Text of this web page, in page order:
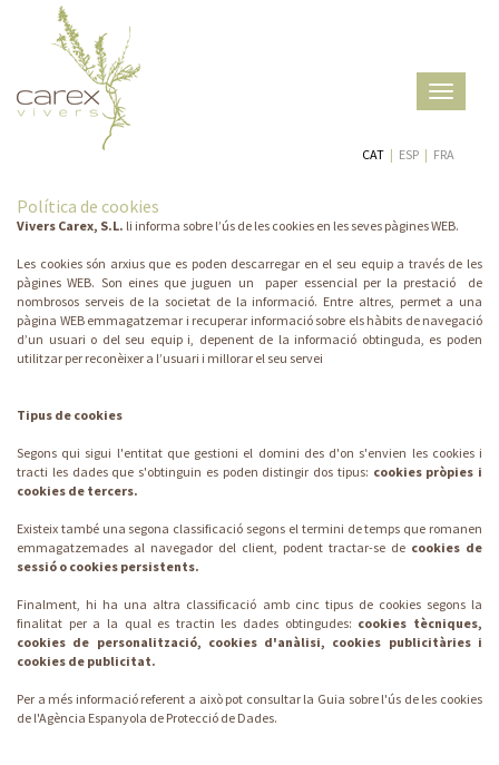
Toggle
CAT | ESP | FRA
Política de cookies
Vivers Carex, S.L. li informa sobre l’ús de les cookies en les seves pàgines WEB.
Les cookies són arxius que es poden descarregar en el seu equip a través de les
pàgines WEB. Son eines que juguen un paper essencial per la prestació de
nombrosos serveis de la societat de la informació. Entre altres, permet a una
pàgina WEB emmagatzemar i recuperar informació sobre els hàbits de navegació
d’un usuari o del seu equip i, depenent de la informació obtinguda, es poden
utilitzar per reconèixer a l’usuari i millorar el seu servei
Tipus de cookies
Segons qui sigui l'entitat que gestioni el domini des d'on s'envien les cookies i
tracti les dades que s'obtinguin es poden distingir dos tipus: cookies pròpies i
cookies de tercers.
Existeix també una segona classificació segons el termini de temps que romanen
emmagatzemades al navegador del client, podent tractar-se de cookies de
sessió o cookies persistents.
Finalment, hi ha una altra classificació amb cinc tipus de cookies segons la
finalitat per a la qual es tractin les dades obtingudes: cookies tècniques,
cookies de personalització, cookies d'anàlisi, cookies publicitàries i
cookies de publicitat.
Per a més informació referent a això pot consultar la Guia sobre l'ús de les cookies
de l'Agència Espanyola de Protecció de Dades.